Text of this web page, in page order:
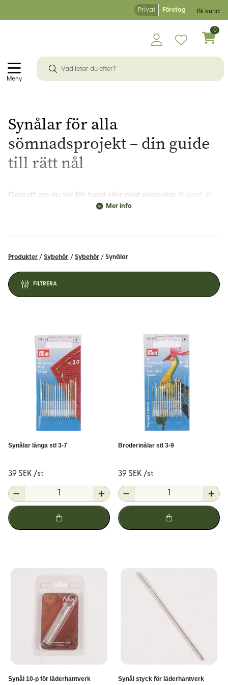
Privat Företag Bli kund
Meny
0
Synålar för alla
sömnadsprojekt – din guide
till rätt nål
Oavsett om du syr för hand eller med symaskin är valet av
rätt synål avgörande för ett lyckat resultat. Hos Korps.se hittar
Vad är en synål?
En synål är ett verktyg som används för att sammanfoga tyg
Olika typer av synålar
Det finns flera typer av synålar, var och en anpassad för
specifika syuppgifter:
Handsynålar:Används för handsömnad. De finns i olika
längder och tjocklekar beroende på tyg och tråd.
De med trubbig spets används för broderi på tyg med
färdiga hål, som aidaväv, medan de med vass spets är
för tätare tyger.
Korps.se.
Välj rätt nål för ditt projekt
Att välja rätt nål beror på flera faktorer:
Material:Tunna tyger som siden kräver en finare nål,
medan tjockare material som denim behöver en grövre
nål.
Mer info
Produkter / Sybehör / Sybehör / Synålar
FILTRERA
Synålar långa stl 3-7
39 SEK /st
Broderinålar stl 3-9
39 SEK /st
Synål 10-p för läderhantverk Synål styck för läderhantverk